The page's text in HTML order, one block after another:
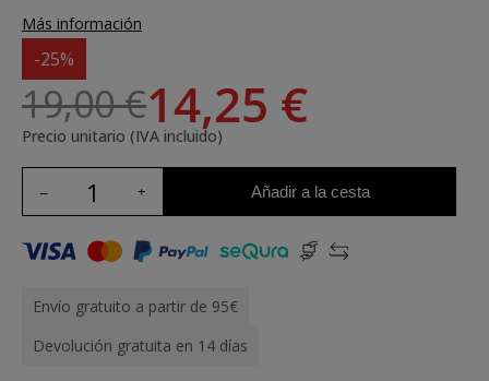
Más información
-25%
19,00 €14,25 €
Precio unitario (IVA incluido)
Añadir a la cesta
Envío gratuito a partir de 95€
Devolución gratuita en 14 días